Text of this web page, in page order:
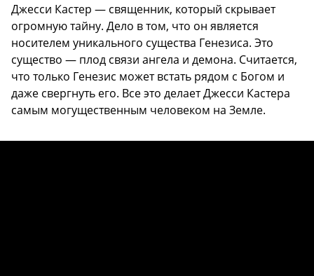
Джесси Кастер — священник, который скрывает
огромную тайну. Дело в том, что он является
носителем уникального существа Генезиса. Это
существо — плод связи ангела и демона. Считается,
что только Генезис может встать рядом с Богом и
даже свергнуть его. Все это делает Джесси Кастера
самым могущественным человеком на Земле.